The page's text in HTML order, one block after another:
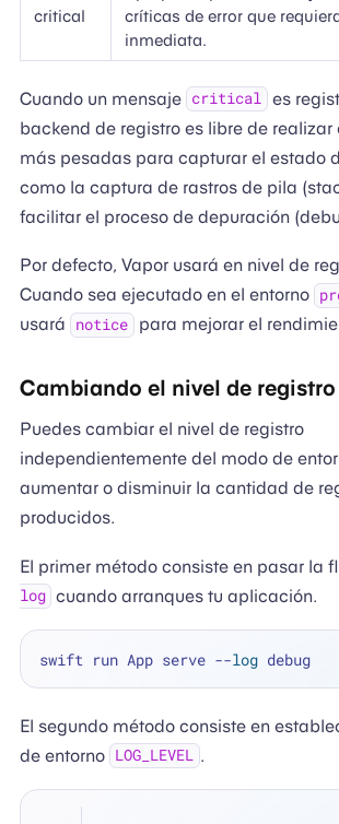
critical
críticas de error que
inmediata.
Cuando un mensaje critical es
backend de registro es libre de realizar
más pesadas para capturar el estado
como la captura de rastros de pila
facilitar el proceso de depuración
Por defecto, Vapor usará en nivel de
Cuando sea ejecutado en el entorno
usará
notice para mejorar el
Cambiando el nivel de registro
Puedes cambiar el nivel de registro
independientemente del modo de
aumentar o disminuir la cantidad de
producidos.
El primer método consiste en pasar la
log cuando arranques tu aplicación.
swift run App serve --log
El segundo método consiste en
de entorno LOG_LEVEL .